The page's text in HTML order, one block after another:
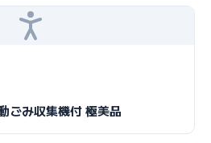
み収集機付 極美品